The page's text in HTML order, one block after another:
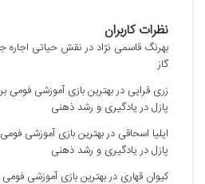
نظرات کاربران
بهرنگ قاسمی نژاد درنقش حیاتی اجاره
گاز
زری قرایی دربهترین بازی آموزشی فومی
پازل در یادگیری و رشد ذهنی
ایلیا اسحاقی دربهترین بازی آموزشی
پازل در یادگیری و رشد ذهنی
کیوان قهاری دربهترین بازی آموزشی